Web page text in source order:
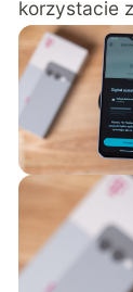
korzystacie